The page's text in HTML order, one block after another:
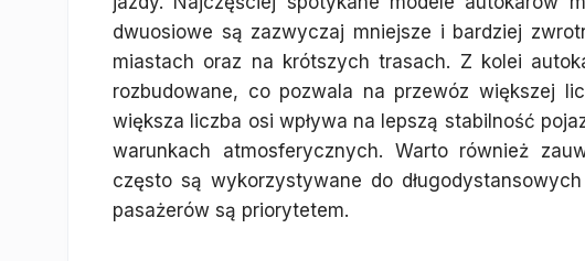
dwuosiowe są zazwyczaj mniejsze i bardziej
miastach oraz na krótszych trasach. Z kolei
rozbudowane, co pozwala na przewóz większej
większa liczba osi wpływa na lepszą stabilność
warunkach atmosferycznych. Warto również
często są wykorzystywane do
pasażerów są priorytetem.